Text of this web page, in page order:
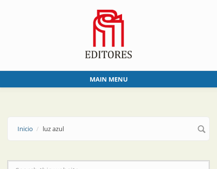
MAIN MENU
Inicio luz azul